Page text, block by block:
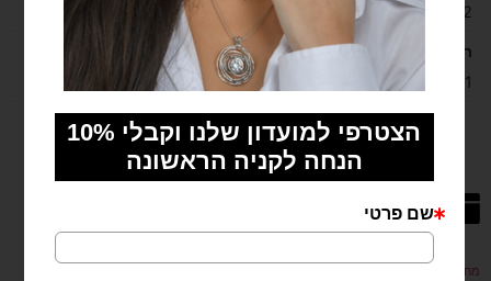
1.2
רוחב בס"מ
1
מחפשים את המתנה המושלמת? מפנקים ומפתיעים עם שובר המתנה שלנו!